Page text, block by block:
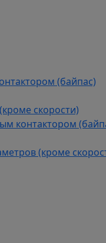
(байпас)
скорости)
контактором
(кроме